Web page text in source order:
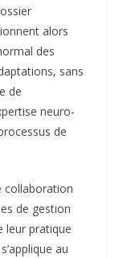
alors
des
sans
de
neuro-
de
collaboration
de gestion
leur pratique
au